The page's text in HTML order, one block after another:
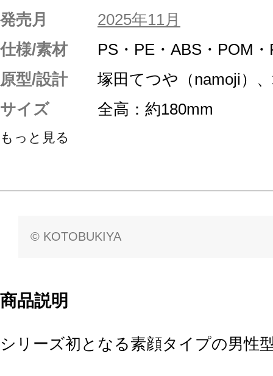
発売月
2025年11月
仕様/素材
PS・PE・ABS・POM
原型/設計
塚田てつや（namoji）
サイズ
全高：約180mm
もっと見る
© KOTOBUKIYA
商品説明
シリーズ初となる素顔タイプの男性